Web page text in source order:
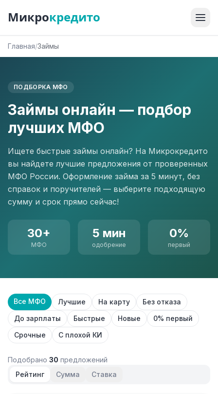
Микрокредито
Главная/Займы
ПОДБОРКА МФО
Займы онлайн — подбор
лучших МФО
Ищете быстрые займы онлайн? На Микрокредито
вы найдете лучшие предложения от проверенных
МФО России. Оформление займа за 5 минут, без
справок и поручителей — выберите подходящую
сумму и срок прямо сейчас!
30+
МФО
5 мин
одобрение
0%
первый
Все МФО Лучшие На карту
Без отказа
До зарплаты
Быстрые Новые
0% первый
Срочные
С плохой КИ
Подобрано 30 предложений
Рейтинг
Сумма Ставка